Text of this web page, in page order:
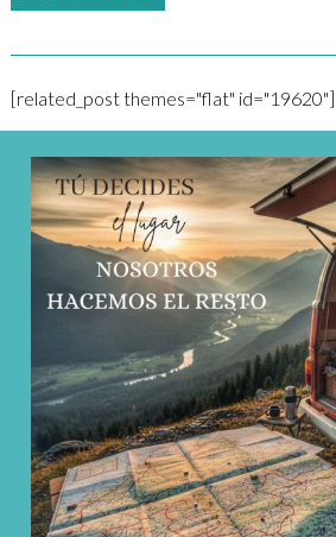
[related_post themes="flat" id="19620"]